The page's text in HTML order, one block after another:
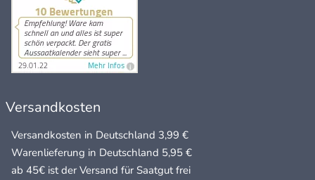
Versandkosten
Versandkosten in Deutschland 3,99 €
Warenlieferung in Deutschland 5,95 €
ab 45€ ist der Versand für Saatgut frei